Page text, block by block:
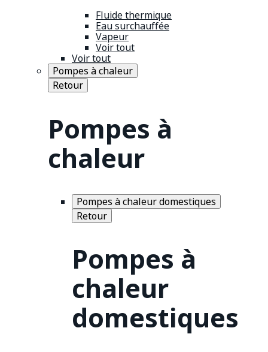
Fluide thermique
Eau surchauffée
Vapeur
Voir tout
Voir tout
Pompes à chaleur
Retour
Pompes à
chaleur
Pompes à chaleur domestiques
Retour
Pompes à
chaleur
domestiques